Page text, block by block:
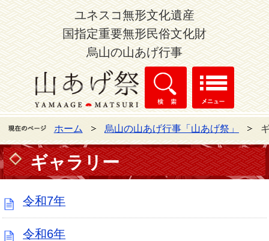
ユネスコ無形文化遺産
国指定重要無形民俗文化財
烏山の山あげ行事
山あげ祭検索 メニ
ホーム 烏山の山あげ行事「山あげ祭」
ギャラリー
令和7年
令和6年